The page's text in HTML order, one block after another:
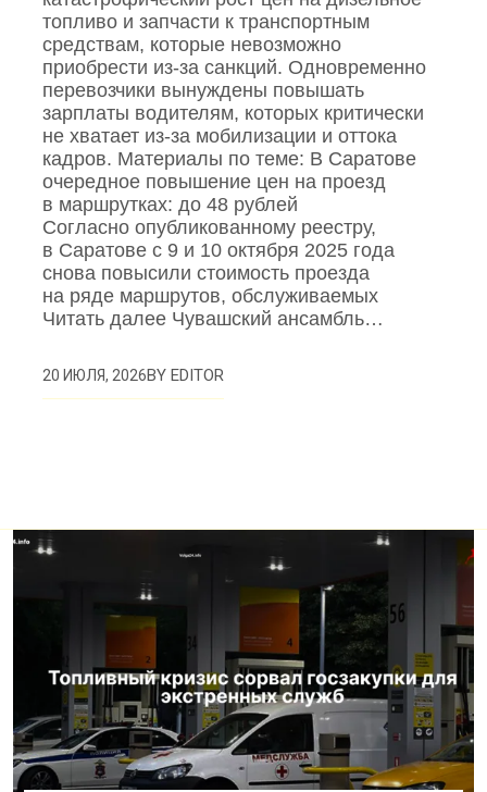
топливо и запчасти к транспортным
средствам, которые невозможно
приобрести из‑за санкций. Одновременно
перевозчики вынуждены повышать
зарплаты водителям, которых критически
не хватает из‑за мобилизации и оттока
кадров. Материалы по теме: В Саратове
очередное повышение цен на проезд
в маршрутках: до 48 рублей
Согласно опубликованному реестру,
в Саратове с 9 и 10 октября 2025 года
снова повысили стоимость проезда
на ряде маршрутов, обслуживаемых
Читать далее Чувашский ансамбль…
20 ИЮЛЯ, 2026BYEDITOR